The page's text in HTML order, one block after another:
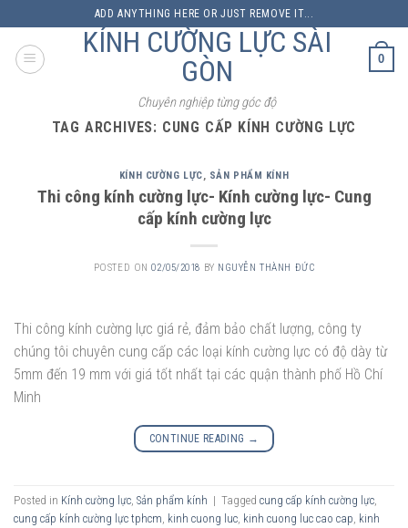
to
content
ADD ANYTHING HERE OR JUST REMOVE IT...
KÍNH CƯỜNG LỰC SÀI
GÒN
Chuyên nghiệp từng góc độ
0
TAG ARCHIVES: CUNG CẤP KÍNH CƯỜNG LỰC
KÍNH CƯỜNG LỰC, SẢN PHẨM KÍNH
Thi công kính cường lực- Kính cường lực- Cung
cấp kính cường lực
POSTED ON02/05/2018 BY NGUYỄN THÀNH ĐỨC
Thi công kính cường lực giá rẻ, đảm bảo chất lượng, công ty
chúng tôi chuyên cung cấp các loại kính cường lực có độ dày từ
5mm đến 19 mm với giá tốt nhất tại các quận thành phố Hồ Chí
Minh
CONTINUE READING →
Posted in Kính cường lực Sản phẩm kính | Tagged cung cấp kính cường lực
cung cấp kính cường lực tphcm kinh cuong luc kinh cuong luc cao cap kinh